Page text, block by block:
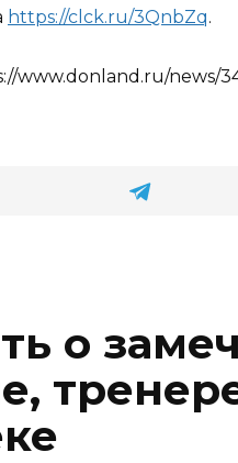
https://clck.ru/3QnbZq.
www.donland.ru/news/
о